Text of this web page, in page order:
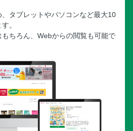
タブレットやパソコンなど最大10
。
ちろん、Webからの閲覧も可能で